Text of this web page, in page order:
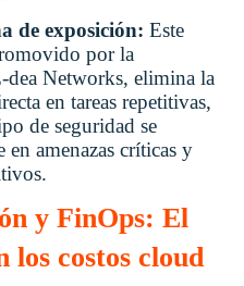
de exposición: Este
por la
dea Networks, elimina la
en tareas repetitivas,
de seguridad se
amenazas críticas y
y FinOps: El
los costos cloud